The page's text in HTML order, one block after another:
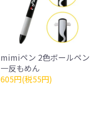
mimiペン 2色ボールペン
一反もめん
605円(税55円)